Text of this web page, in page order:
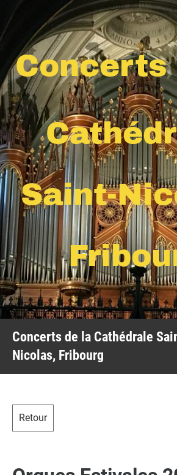
Concerts
Saint-
Concerts de la Cathédrale
Nicolas, Fribourg
Retour